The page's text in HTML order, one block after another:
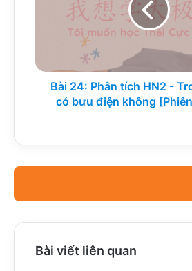
có
Bài 24: Phân tích HN2 -
có bưu điện không
Bài viết liên quan